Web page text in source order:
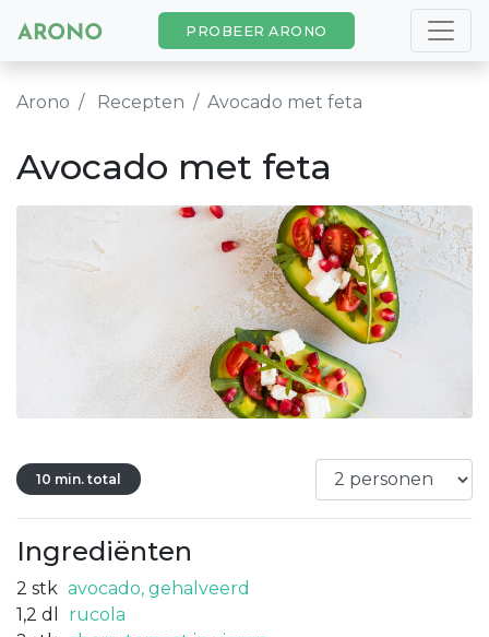
PROBEER ARONO
Arono Recepten Avocado met feta
Avocado met feta
10 min. total
Ingrediënten
2 stk avocado, gehalveerd
1,2 dl
rucola